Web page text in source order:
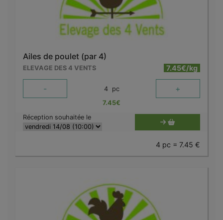
Ailes de poulet (par 4)
ELEVAGE DES 4 VENTS 7.45€/kg
- 4 pc +
7.45€
Réception souhaitée le
4 pc = 7.45 €